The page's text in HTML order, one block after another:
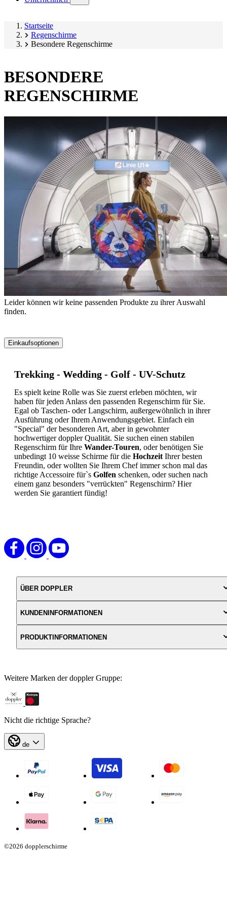
submenu)
Startseite
Regenschirme
Besondere Regenschirme
BESONDERE
REGENSCHIRME
Einkaufsoptionen
Produktliste
springen
Leider können wir keine passenden Produkte zu ihrer Auswahl
finden.
Trekking - Wedding - Golf - UV-Schutz
Es spielt keine Rolle was Sie zuerst erleben möchten, wir
haben für jeden Anlass den passenden Regenschirm für Sie.
Egal ob Taschen- oder Langschirm, außergewöhnlich in ihrer
Ausführung oder Ihrem Anwendungsgebiet. Einfach ein
"Special" der besonderen Art, aber in gewohnter
hochwertiger doppler Qualität. Sie suchen einen stabilen
Regenschirm für Ihre Wander-Touren, oder benötigen Sie
unbedingt 10 weisse Schirme für die Hochzeit Ihrer besten
Freundin, oder wollten Sie Ihrem Chef immer schon mal das
richtige Accessoire für`s Golfen schenken, oder suchen nach
einem ganz besonders "verrückten" Regenschirm? Hier
werden Sie garantiert fündig!
ÜBER DOPPLER
KUNDENINFORMATIONEN
PRODUKTINFORMATIONEN
Weitere Marken der doppler Gruppe:
Nicht die richtige Sprache?
de
©2026 dopplerschirme